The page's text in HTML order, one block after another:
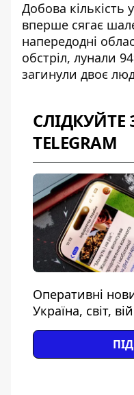
Добова кількість
вперше сягає
напередодні
обстріл, лунали
загинули двоє
TELEGRAM
Оперативні
Україна, світ,